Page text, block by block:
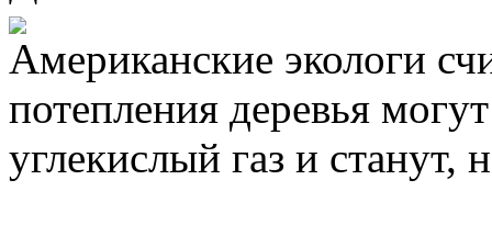
Американские экологи
потепления деревья
углекислый газ и станут,